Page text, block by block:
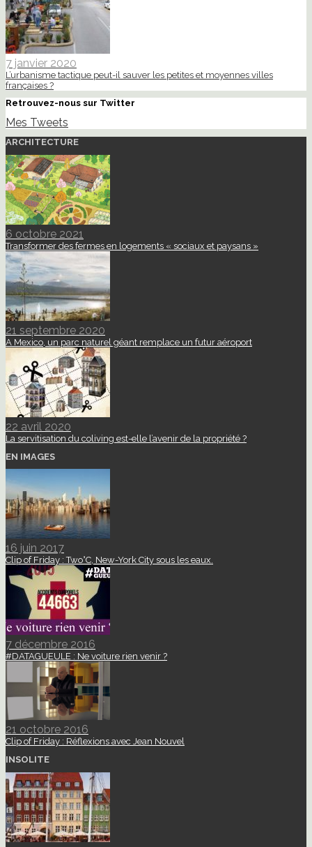
7 janvier 2020
L’urbanisme tactique peut-il sauver les petites et moyennes villes
françaises ?
Retrouvez-nous sur Twitter
Mes Tweets
ARCHITECTURE
6 octobre 2021
Transformer des fermes en logements « sociaux et paysans »
21 septembre 2020
A Mexico, un parc naturel géant remplace un futur aéroport
22 avril 2020
La servitisation du coliving est-elle l’avenir de la propriété ?
EN IMAGES
16 juin 2017
Clip of Friday : Two°C, New-York City sous les eaux.
7 décembre 2016
#DATAGUEULE : Ne voiture rien venir ?
21 octobre 2016
Clip of Friday : Réflexions avec Jean Nouvel
INSOLITE